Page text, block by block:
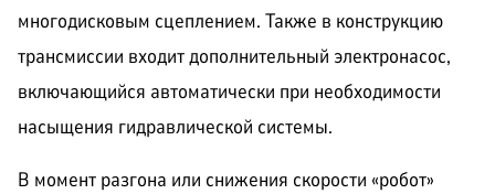
многодисковым сцеплением. Также в конструкцию
трансмиссии входит дополнительный электронасос,
включающийся автоматически при необходимости
насыщения гидравлической системы.
В момент разгона или снижения скорости «робот»